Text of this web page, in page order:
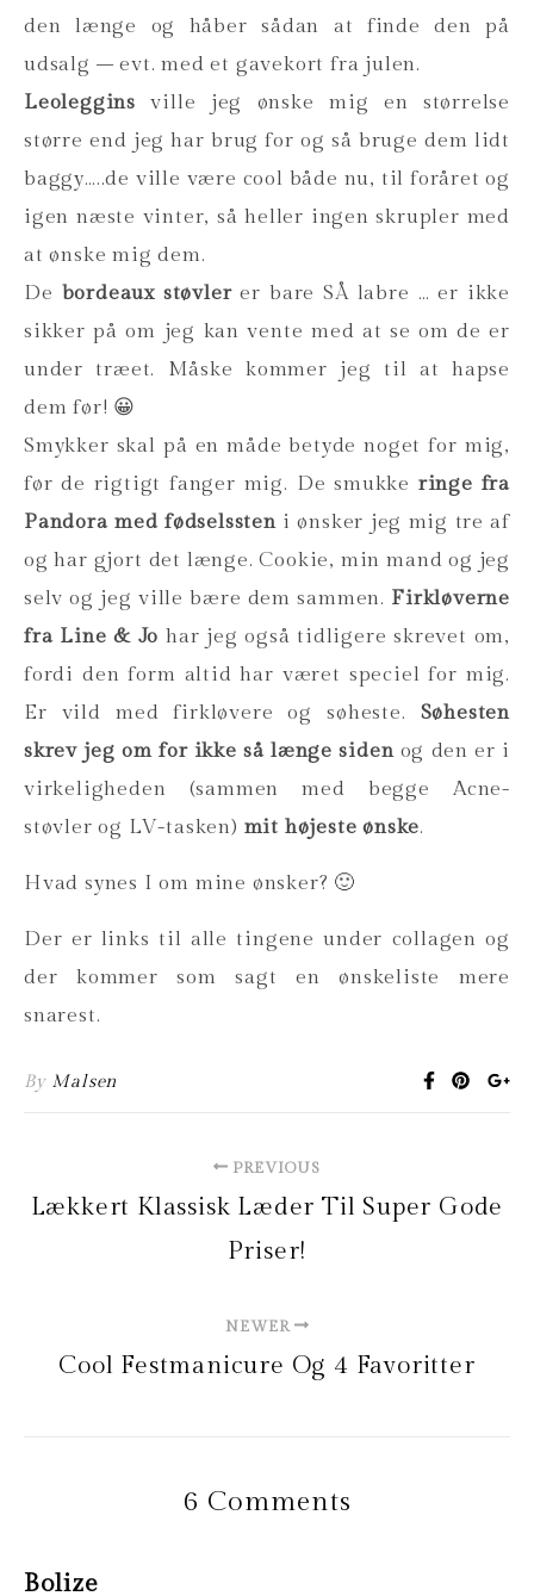
den længe og håber sådan at finde den på
udsalg – evt. med et gavekort fra julen.
Leoleggins ville jeg ønske mig en størrelse
større end jeg har brug for og så bruge dem lidt
baggy…..de ville være cool både nu, til foråret og
igen næste vinter, så heller ingen skrupler med
at ønske mig dem.
De bordeaux støvlerer bare SÅ labre … er ikke
sikker på om jeg kan vente med at se om de er
under træet. Måske kommer jeg til at hapse
dem før! 😀
Smykker skal på en måde betyde noget for mig,
før de rigtigt fanger mig. De smukke ringe fra
Pandora med fødselssteni ønsker jeg mig tre af
og har gjort det længe. Cookie, min mand og jeg
selv og jeg ville bære dem sammen. Firkløverne
fra Line & Jo har jeg også tidligere skrevet om,
fordi den form altid har været speciel for mig.
Er vild med firkløvere og søheste. Søhesten
skrev jeg om for ikke så længe sidenog den er i
virkeligheden (sammen med begge Acne-
støvler og LV-tasken) mit højeste ønske.
Hvad synes I om mine ønsker? 🙂
Der er links til alle tingene under collagen og
der kommer som sagt en ønskeliste mere
snarest.
By Malsen
PREVIOUS
Lækkert Klassisk Læder Til Super Gode
Priser!
NEWER
Cool Festmanicure Og 4 Favoritter
6 Comments
Bolize